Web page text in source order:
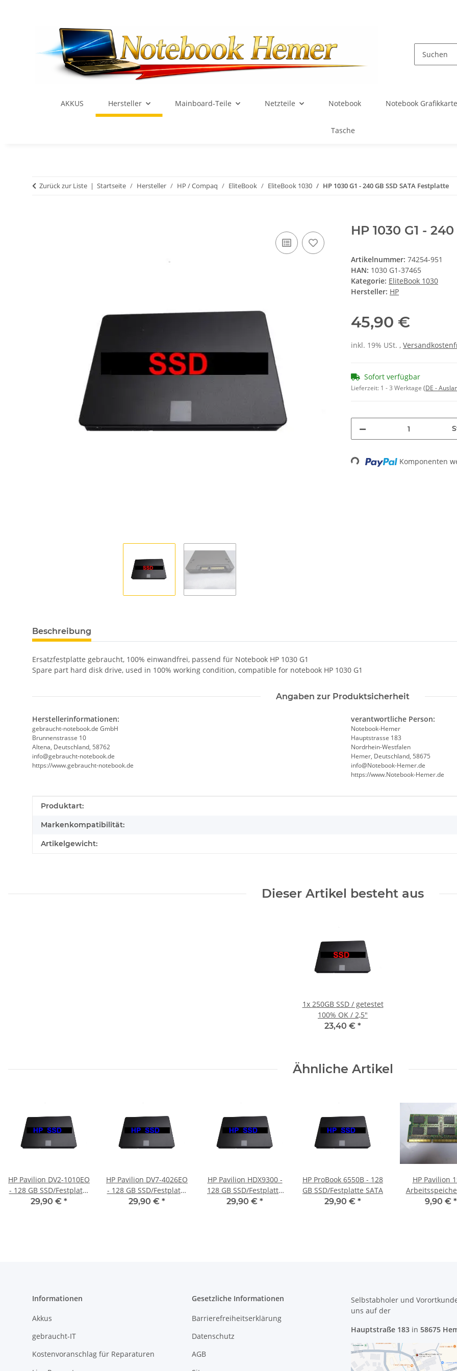
AKKUS Hersteller Mainboard-Teile Netzteile Notebook Notebook
Tasche
Zurück zur Liste Startseite Hersteller HP / Compaq EliteBook EliteBook 1030 HP 1030 G1 - 240 GB SSD SATA Festplatte
HP 1030 G1 -
Artikelnummer: 74254-951
HAN: 1030 G1-37465
Kategorie: EliteBook 1030
Hersteller: HP
45,90 €
inkl. 19% USt. ,
Sofort verfügbar
Lieferzeit: 1 - 3 Werktage (DE -
Loading... Komponenten
Beschreibung
Ersatzfestplatte gebraucht, 100% einwandfrei, passend für Notebook HP 1030 G1
Spare part hard disk drive, used in 100% working condition, compatible for notebook HP 1030 G1
Angaben zur Produktsicherheit
Herstellerinformationen:
gebraucht-notebook.de GmbH
Brunnenstrasse 10
Altena, Deutschland, 58762
info@gebraucht-notebook.de
https://www.gebraucht-notebook.de
verantwortliche Person:
Notebook-Hemer
Hauptstrasse 183
Nordrhein-Westfalen
Hemer, Deutschland, 58675
info@Notebook-Hemer.de
https://www.Notebook-Hemer.de
Produkteigenschaft
Wert
Produktart:
Markenkompatibilität:
Artikelgewicht:
Dieser Artikel besteht aus
1x 250GB SSD / getestet
100% OK / 2,5"
23,40 € *
Ähnliche Artikel
HP Pavilion DV2-1010EO
- 128 GB SSD/Festplatte
SATA
29,90 € *
HP Pavilion DV7-4026EO
- 128 GB SSD/Festplatte
SATA
29,90 € *
HP Pavilion HDX9300 -
128 GB SSD/Festplatte
SATA
29,90 € *
HP ProBook 6550B - 128
GB SSD/Festplatte SATA
29,90 € *
HP Pavilion
RAM Memory
9,90 € *
Informationen
Akkus
gebraucht-IT
Kostenvoranschlag für Reparaturen
Gesetzliche Informationen
Barrierefreiheitserklärung
Datenschutz
AGB
Selbstabholer und
uns auf der
Hauptstraße 183 in 58675